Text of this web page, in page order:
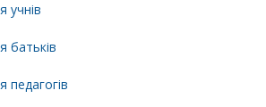
учнів
батьків
педагогів